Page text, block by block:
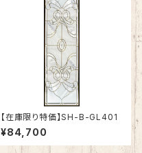
【在庫限り特価】SH-B-GL401
¥84,700